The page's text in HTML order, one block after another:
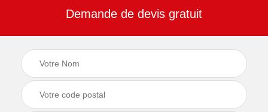
Demande de devis gratuit